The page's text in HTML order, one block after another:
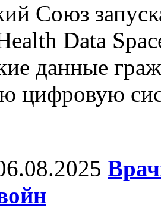
Союз
Data
данные
цифровую